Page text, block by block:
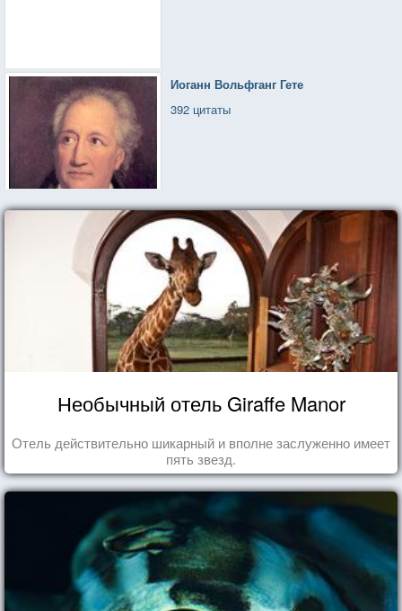
Иоганн Вольфганг Гете
392 цитаты
Необычный отель Giraffe Manor
Отель действительно шикарный и вполне заслуженно имеет
пять звезд.